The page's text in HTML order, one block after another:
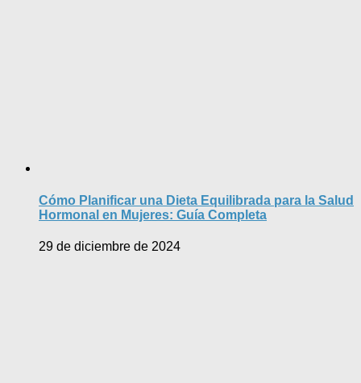
Cómo Planificar una Dieta Equilibrada para la Salud
Hormonal en Mujeres: Guía Completa
29 de diciembre de 2024